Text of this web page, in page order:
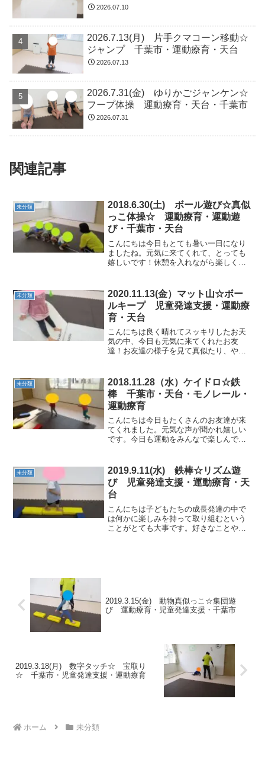
2026.07.10
2026.7.13(月) 片手クマコーン移動☆
ジャンプ 千葉市・運動療育・天台
2026.07.13
2026.7.31(金) ゆりかごジャンケン☆
フープ体操 運動療育・天台・千葉市
2026.07.31
関連記事
未分類
2018.6.30(土) ボール遊び☆真似
っこ体操☆ 運動療育・運動遊
び・千葉市・天台
こんにちは今日もとても暑い一日になり
ましたね。元気に来てくれて、とっても
嬉しいです！休憩を入れながら楽しくか
だの動かし方を真似していきました。次
は何のポーズかな？★鉄棒...
未分類
2020.11.13(金）マット山☆ボー
ルキープ 児童発達支援・運動療
育・天台
こんにちは良く晴れてスッキリしたお天
気の中、今日も元気に来てくれたお友
達！お友達の様子を見て真似たり、やる
★マット山滑り台やジャンプなど越え方
を考えて取り組みました。 ...
未分類
2018.11.28（水）ケイドロ☆鉄
棒 千葉市・天台・モノレール・
運動療育
こんにちは今日もたくさんのお友達が来
てくれました。元気な声が聞かれ嬉しい
です。今日も運動をみんなで楽しんでい
楽が流れると走るというルールもよく理
解し行えました。 ★カー...
未分類
2019.9.11(水) 鉄棒☆リズム遊
び 児童発達支援・運動療育・天
台
こんにちは子どもたちの成長発達の中で
は何かに楽しみを持って取り組むという
ことがとても大事です。好きなことやた
2019.3.15(金) 動物真似っこ☆集団遊
び 運動療育・児童発達支援・千葉市
2019.3.18(月) 数字タッチ☆ 宝取り
☆ 千葉市・児童発達支援・運動療育
ホーム 未分類